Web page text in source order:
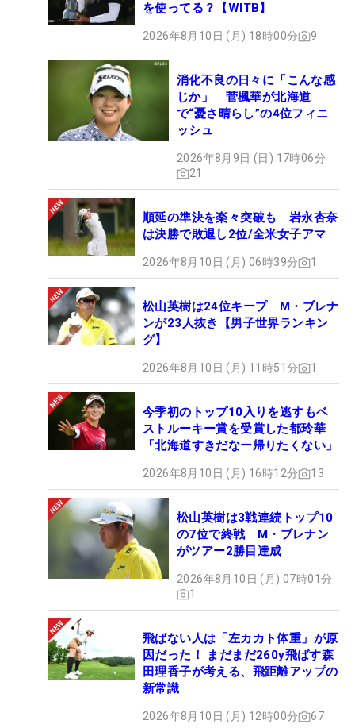
を使ってる？【WITB】
2026年8月10日 (月) 18時00分 9
消化不良の日々に「こんな感
じか」 菅楓華が北海道
で“憂さ晴らし”の4位フィニ
ッシュ
2026年8月9日 (日) 17時06分
21
順延の準決を楽々突破も 岩永杏奈
は決勝で敗退し2位/全米女子アマ
2026年8月10日 (月) 06時39分 1
松山英樹は24位キープ M・ブレナ
ンが23人抜き【男子世界ランキン
グ】
2026年8月10日 (月) 11時51分 1
今季初のトップ10入りを逃すもベ
ストルーキー賞を受賞した都玲華
「北海道すきだなー帰りたくない」
2026年8月10日 (月) 16時12分 13
松山英樹は3戦連続トップ10
の7位で終戦 M・ブレナン
がツアー2勝目達成
2026年8月10日 (月) 07時01分
1
飛ばない人は「左カカト体重」が原
因だった！ まだまだ260y飛ばす森
田理香子が考える、飛距離アップの
新常識
2026年8月10日 (月) 12時00分 67